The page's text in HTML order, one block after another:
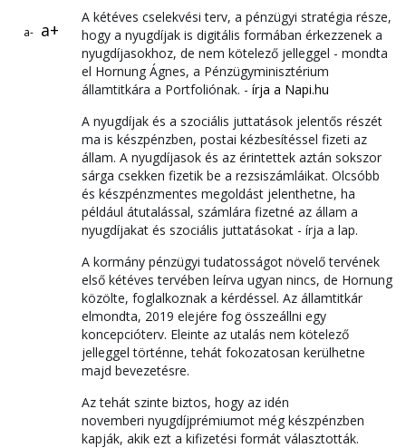
a- a+
A kétéves cselekvési terv, a pénzügyi stratégia része,
hogy a nyugdíjak is digitális formában érkezzenek a
nyugdíjasokhoz, de nem kötelező jelleggel - mondta
el Hornung Ágnes, a Pénzügyminisztérium
államtitkára a Portfoliónak. - írja a Napi.hu
A nyugdíjak és a szociális juttatások jelentős részét
ma is készpénzben, postai kézbesítéssel fizeti az
állam. A nyugdíjasok és az érintettek aztán sokszor
sárga csekken fizetik be a rezsiszámláikat. Olcsóbb
és készpénzmentes megoldást jelenthetne, ha
például átutalással, számlára fizetné az állam a
nyugdíjakat és szociális juttatásokat - írja a lap.
A kormány pénzügyi tudatosságot növelő tervének
első kétéves tervében leírva ugyan nincs, de Hornung
közölte, foglalkoznak a kérdéssel. Az államtitkár
elmondta, 2019 elejére fog összeállni egy
koncepcióterv. Eleinte az utalás nem kötelező
jelleggel történne, tehát fokozatosan kerülhetne
majd bevezetésre.
Az tehát szinte biztos, hogy az idén
novemberi nyugdíjprémiumot még készpénzben
kapják, akik ezt a kifizetési formát választották.